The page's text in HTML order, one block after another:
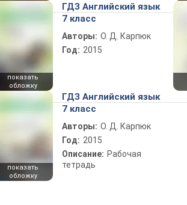
показать
обложку
ГДЗ Английский язык
7 класс
Авторы: О. Д. Карпюк
Год: 2015
показать
обложку
ГДЗ Английский язык
7 класс
Авторы: О. Д. Карпюк
Год: 2015
Описание: Рабочая
тетрадь